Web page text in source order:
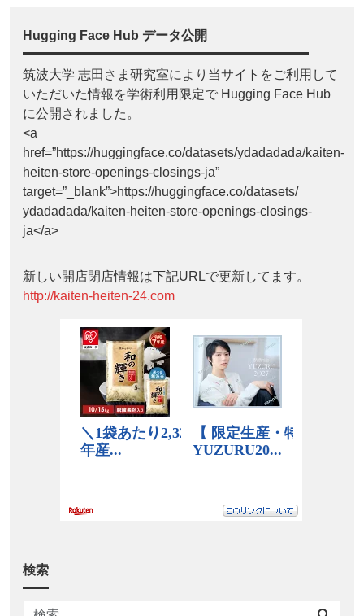
Hugging Face Hub データ公開
筑波大学 志田さま研究室により当サイトをご利用して
いただいた情報を学術利用限定で Hugging Face Hub
に公開されました。
<a
href=”https://huggingface.co/datasets/ydadadada/kaiten-
heiten-store-openings-closings-ja”
target=”_blank”>https://huggingface.co/datasets/
ydadadada/kaiten-heiten-store-openings-closings-
ja</a>
新しい開店閉店情報は下記URLで更新してます。
http://kaiten-heiten-24.com
検索